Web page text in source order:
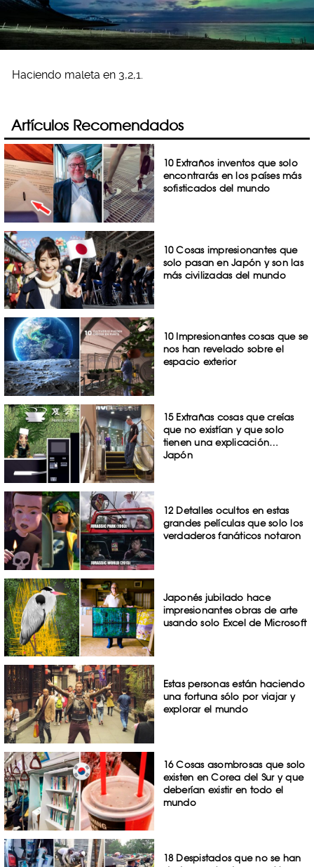
Haciendo maleta en 3,2,1.
Artículos Recomendados
10 Extraños inventos que solo
encontrarás en los países más
sofisticados del mundo
10 Cosas impresionantes que
solo pasan en Japón y son las
más civilizadas del mundo
10 Impresionantes cosas que se
nos han revelado sobre el
espacio exterior
15 Extrañas cosas que creías
que no existían y que solo
tienen una explicación…
Japón
12 Detalles ocultos en estas
grandes películas que solo los
verdaderos fanáticos notaron
Japonés jubilado hace
impresionantes obras de arte
usando solo Excel de Microsoft
Estas personas están haciendo
una fortuna sólo por viajar y
explorar el mundo
16 Cosas asombrosas que solo
existen en Corea del Sur y que
deberían existir en todo el
mundo
18 Despistados que no se han